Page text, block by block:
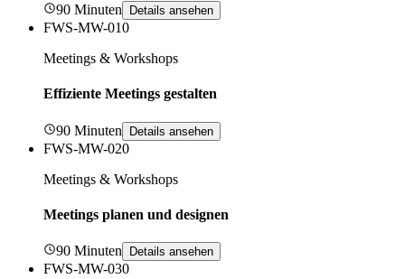
90 Minuten Details ansehen
FWS-MW-010
Meetings & Workshops
Effiziente Meetings gestalten
90 Minuten Details ansehen
FWS-MW-020
Meetings & Workshops
Meetings planen und designen
90 Minuten Details ansehen
FWS-MW-030